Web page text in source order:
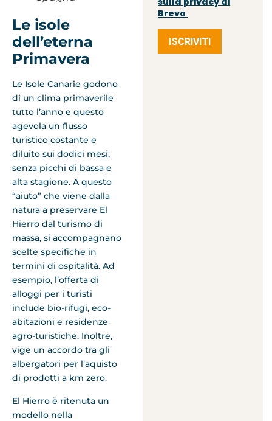
Le isole
dell’eterna
Primavera
Le Isole Canarie godono
di un clima primaverile
tutto l’anno e questo
agevola un flusso
turistico costante e
diluito sui dodici mesi,
senza picchi di bassa e
alta stagione. A questo
“aiuto” che viene dalla
natura a preservare El
Hierro dal turismo di
massa, si accompagnano
scelte specifiche in
termini di ospitalità. Ad
esempio, l’offerta di
alloggi per i turisti
include bio-rifugi, eco-
abitazioni e residenze
agro-turistiche. Inoltre,
vige un accordo tra gli
albergatori per l’aquisto
di prodotti a km zero.
El Hierro è ritenuta un
modello nella
Brevo .
ISCRIVITI